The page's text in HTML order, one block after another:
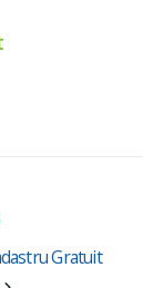
Gratuit